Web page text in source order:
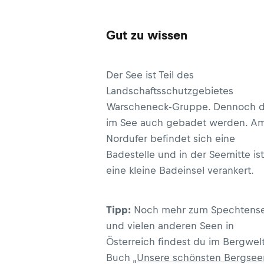
Gut zu wissen
Der See ist Teil des
Landschaftsschutzgebietes
Warscheneck-Gruppe. Dennoch
im See auch gebadet werden.
Nordufer befindet sich eine
Badestelle und in der Seemitte ist
eine kleine Badeinsel verankert.
Tipp: Noch mehr zum
und vielen anderen Seen in
Österreich findest du im
Buch „Unsere schönsten